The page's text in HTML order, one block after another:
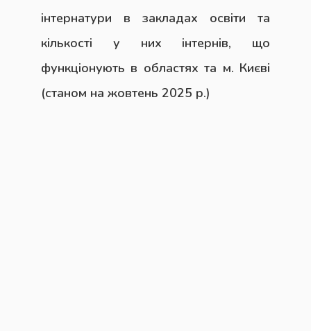
інтернатури в закладах освіти та
кількості у них інтернів, що
функціонують в областях та м. Києві
(станом на жовтень 2025 р.)